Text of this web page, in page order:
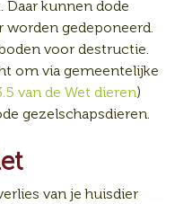
Daar kunnen dode
gedeponeerd.
voor destructie.
om via gemeentelijke
van de Wet dieren)
gezelschapsdieren.
van je huisdier